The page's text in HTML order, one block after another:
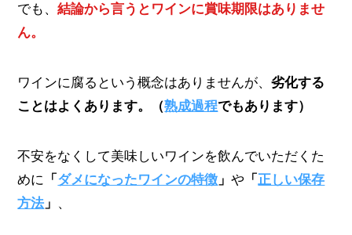
でも、結論から言うとワインに賞味期限はありませ
ん。
ワインに腐るという概念はありませんが、劣化する
ことはよくあります。（熟成過程でもあります）
不安をなくして美味しいワインを飲んでいただくた
めに
「 ダメになったワインの特徴 」や 「 正しい保存
方法 」 、